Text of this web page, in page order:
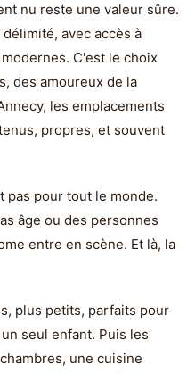
nu reste une valeur sûre.
avec accès à
C'est le choix
des amoureux de la
les emplacements
propres, et souvent
pas pour tout le monde.
âge ou des personnes
entre en scène. Et là, la
plus petits, parfaits pour
seul enfant. Puis les
une cuisine